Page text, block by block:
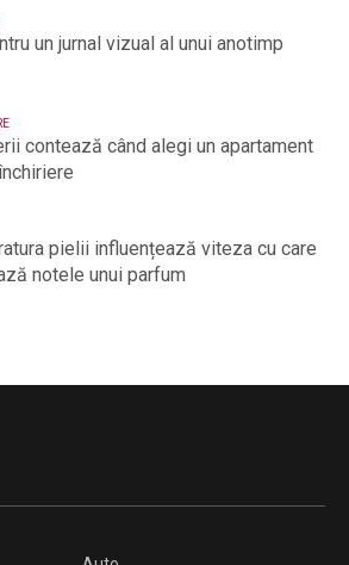
un jurnal vizual al unui anotimp
contează când alegi un apartament
pielii influențează viteza cu care
notele unui parfum